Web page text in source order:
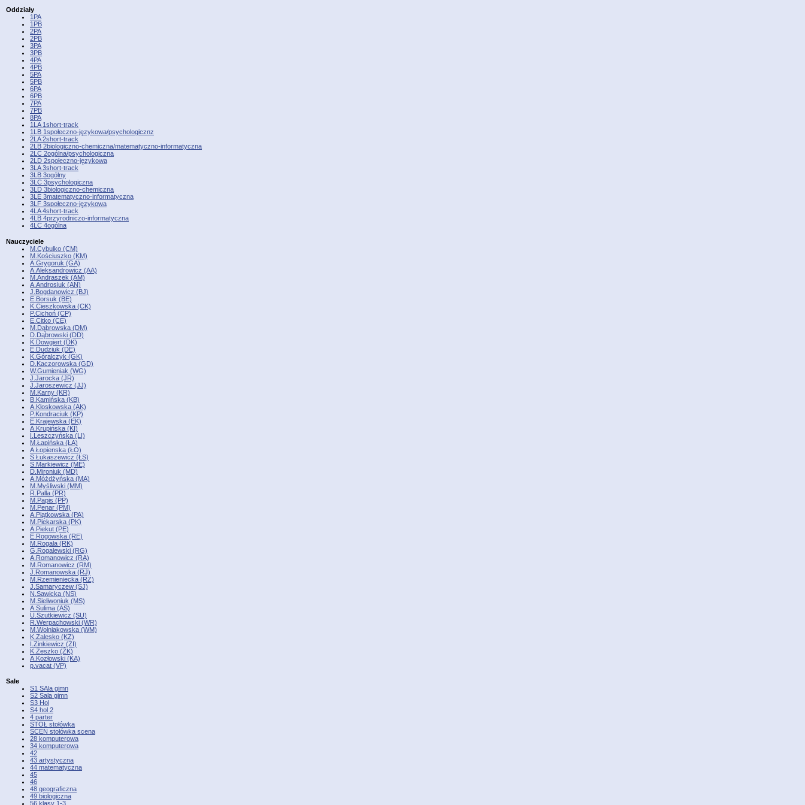
Oddziały
1PA
1PB
2PA
2PB
3PA
3PB
4PA
4PB
5PA
5PB
6PA
6PB
7PA
7PB
8PA
1LA 1short-track
1LB 1społeczno-językowa/psychologicznz
2LA 2short-track
2LB 2biologiczno-chemiczna/matematyczno-informatyczna
2LC 2ogólna/psychologiczna
2LD 2społeczno-językowa
3LA 3short-track
3LB 3ogólny
3LC 3psychologiczna
3LD 3biologiczno-chemiczna
3LE 3matematyczno-informatyczna
3LF 3społeczno-językowa
4LA 4short-track
4LB 4przyrodniczo-informatyczna
4LC 4ogólna
Nauczyciele
M.Cybulko (CM)
M.Kościuszko (KM)
A.Grygoruk (GA)
A.Aleksandrowicz (AA)
M.Andraszek (AM)
A.Androsiuk (AN)
J.Bogdanowicz (BJ)
E.Borsuk (BE)
K.Cieszkowska (CK)
P.Cichoń (CP)
E.Citko (CE)
M.Dąbrowska (DM)
D.Dąbrowski (DD)
K.Dowgiert (DK)
E.Dudziuk (DE)
K.Góralczyk (GK)
D.Kaczorowska (GD)
W.Gumieniak (WG)
J.Jarocka (JR)
J.Jaroszewicz (JJ)
M.Karny (KR)
B.Kamińska (KB)
A.Kloskowska (AK)
P.Kondraciuk (KP)
E.Krajewska (EK)
A.Krupińska (KI)
I.Leszczyńska (LI)
M.Łapińska (ŁA)
A.Łopienska (ŁO)
S.Łukaszewicz (ŁS)
S.Markiewicz (ME)
D.Mironiuk (MD)
A.Móżdżyńska (MA)
M.Myśliwski (MM)
R.Palla (PR)
M.Papis (PP)
M.Penar (PM)
A.Piątkowska (PA)
M.Piekarska (PK)
A.Piekut (PE)
E.Rogowska (RE)
M.Rogala (RK)
G.Rogalewski (RG)
A.Romanowicz (RA)
M.Romanowicz (RM)
J.Romanowska (RJ)
M.Rzemieniecka (RZ)
J.Samaryczew (SJ)
N.Sawicka (NS)
M.Sieliwoniuk (MS)
A.Sulima (AS)
U.Szutkiewicz (SU)
R.Werpachowski (WR)
M.Wolniakowska (WM)
K.Zalesko (KZ)
I.Zinkiewicz (ZI)
K.Żeszko (ŻK)
A.Kozłowski (KA)
p.vacat (VP)
Sale
S1 SAla gimn
S2 Sala gimn
S3 Hol
S4 hol 2
4 parter
STOŁ stołówka
SCEN stołówka scena
28 komputerowa
34 komputerowa
42
43 artystyczna
44 matematyczna
45
46
48 geograficzna
49 biologiczna
56 klasy 1-3